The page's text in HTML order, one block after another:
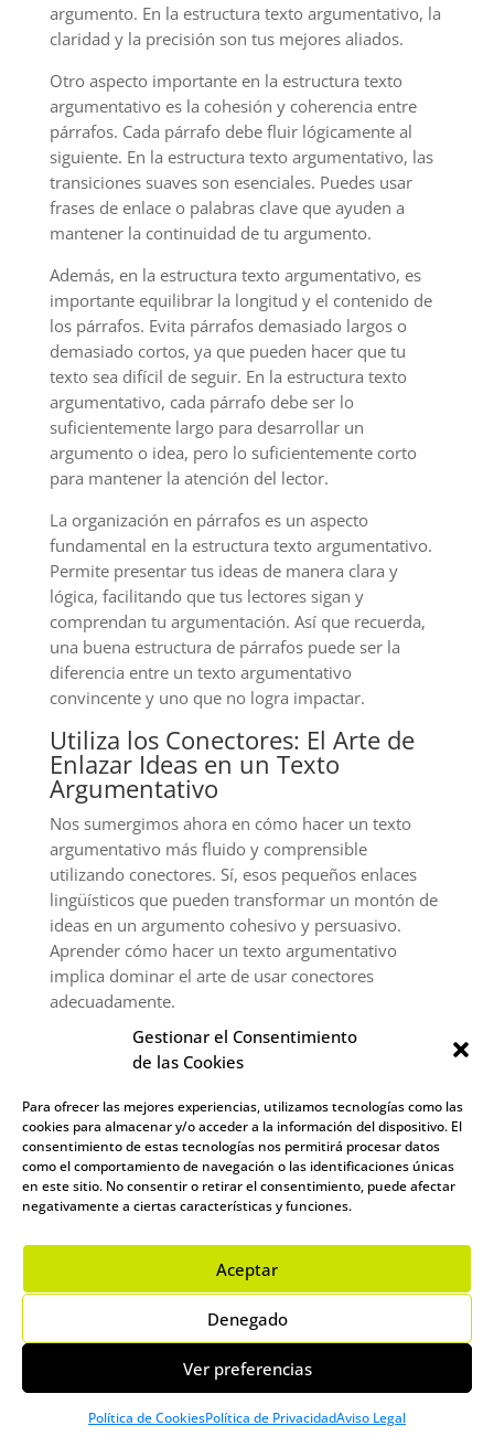
Gestionar el Consentimiento
de las Cookies
Para ofrecer las mejores experiencias, utilizamos tecnologías como las
cookies para almacenar y/o acceder a la información del dispositivo. El
consentimiento de estas tecnologías nos permitirá procesar datos
como el comportamiento de navegación o las identificaciones únicas
en este sitio. No consentir o retirar el consentimiento, puede afectar
negativamente a ciertas características y funciones.
Aceptar
Denegado
Ver preferencias
Política de CookiesPolítica de PrivacidadAviso Legal
argumento. En la estructura texto argumentativo, la
claridad y la precisión son tus mejores aliados.
Otro aspecto importante en la estructura texto
argumentativo es la cohesión y coherencia entre
párrafos. Cada párrafo debe fluir lógicamente al
siguiente. En la estructura texto argumentativo, las
transiciones suaves son esenciales. Puedes usar
frases de enlace o palabras clave que ayuden a
mantener la continuidad de tu argumento.
Además, en la estructura texto argumentativo, es
importante equilibrar la longitud y el contenido de
los párrafos. Evita párrafos demasiado largos o
demasiado cortos, ya que pueden hacer que tu
texto sea difícil de seguir. En la estructura texto
argumentativo, cada párrafo debe ser lo
suficientemente largo para desarrollar un
argumento o idea, pero lo suficientemente corto
para mantener la atención del lector.
La organización en párrafos es un aspecto
fundamental en la estructura texto argumentativo.
Permite presentar tus ideas de manera clara y
lógica, facilitando que tus lectores sigan y
comprendan tu argumentación. Así que recuerda,
una buena estructura de párrafos puede ser la
diferencia entre un texto argumentativo
convincente y uno que no logra impactar.
Utiliza los Conectores: El Arte de
Enlazar Ideas en un Texto
Argumentativo
Nos sumergimos ahora en cómo hacer un texto
argumentativo más fluido y comprensible
utilizando conectores. Sí, esos pequeños enlaces
lingüísticos que pueden transformar un montón de
ideas en un argumento cohesivo y persuasivo.
Aprender cómo hacer un texto argumentativo
implica dominar el arte de usar conectores
adecuadamente.
Cuando pensamos en cómo hacer un texto
argumentativo, a menudo nos enfocamos en la
conectores son igual de cruciales. Son como el
pegamento que une todas las piezas de tu
argumento. En cómo hacer un texto argumentativo,
los conectores te ayudan a guiar al lector a través
de tu razonamiento, asegurando que cada paso en
tu argumentación sea claro y lógico.
Un aspecto importante de cómo hacer un texto
argumentativo es la transición entre ideas. Los
conectores, como ‘además’, ‘sin embargo’, ‘por lo
tanto’, juegan un papel vital aquí. Te permiten
moverte suavemente de un punto a otro,
manteniendo el flujo de tu texto y evitando saltos